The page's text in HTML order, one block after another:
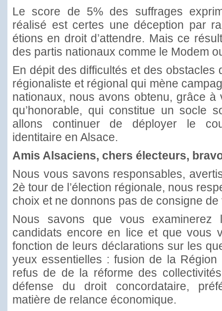
Le score de 5% des suffrages
réalisé est certes une déception par
étions en droit d’attendre. Mais ce
des partis nationaux comme le Modem
En dépit des difficultés et des obstacles
régionaliste et régional qui mène
nationaux, nous avons obtenu, grâce à
qu’honorable, qui constitue un socle
allons continuer de déployer le
identitaire en Alsace.
Amis Alsaciens, chers électeurs,
Nous vous savons responsables,
2è tour de l’élection régionale, nous
choix et ne donnons pas de consigne de
Nous savons que vous examinerez
candidats encore en lice et que vous
fonction de leurs déclarations sur les
yeux essentielles : fusion de la Région
refus de de la réforme des
défense du droit concordataire,
matière de relance économique.